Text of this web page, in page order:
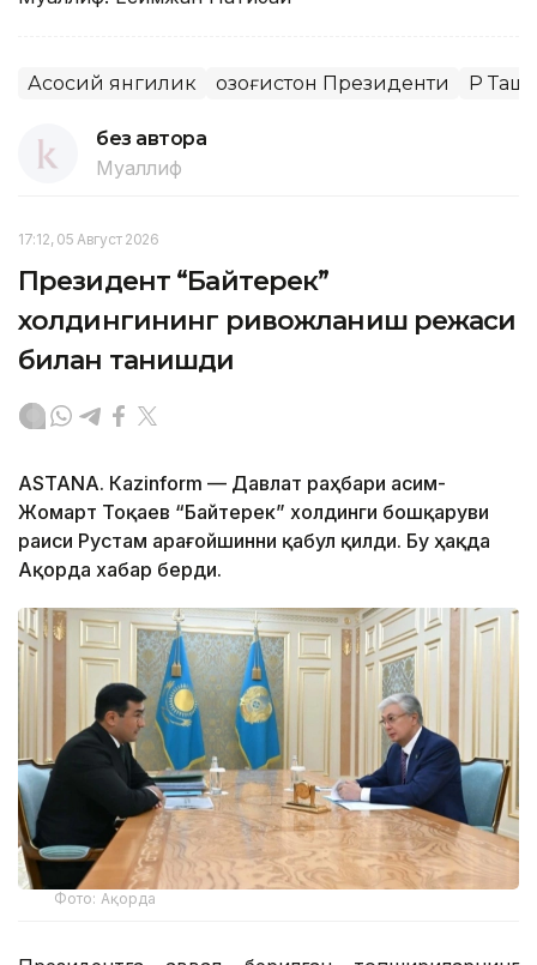
Асосий янгилик Қозоғистон Президенти ҚР
без автора
Муаллиф
17:12, 05 Август 2026
Президент “Байтерек”
холдингининг ривожланиш режаси
билан танишди
ASTANА. Каzinform — Давлат раҳбари Қасим-
Жомарт Тоқаев “Байтерек” холдинги бошқаруви
раиси Рустам Қарағойшинни қабул қилди. Бу ҳақда
Ақорда хабар берди.
Фото: Ақорда